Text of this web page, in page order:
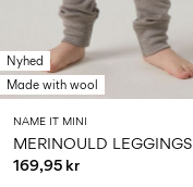
Nyhed
Made with wool
NAME IT MINI
MERINOULD LEGGINGS
169,95 kr